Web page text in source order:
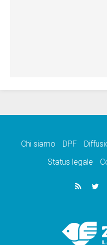
Chi siamo DPF
Status legale